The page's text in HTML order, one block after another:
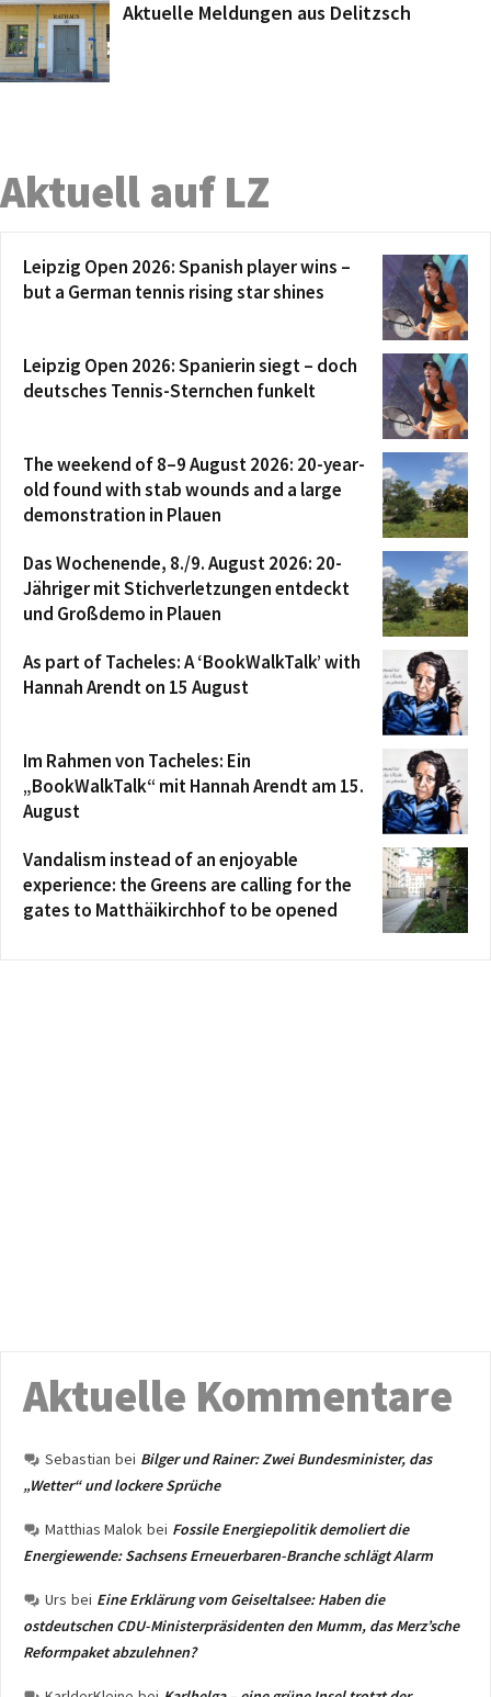
Aktuelle Meldungen aus Delitzsch
Aktuell auf LZ
Leipzig Open 2026: Spanish player wins –
but a German tennis rising star shines
Leipzig Open 2026: Spanierin siegt – doch
deutsches Tennis-Sternchen funkelt
The weekend of 8–9 August 2026: 20-year-
old found with stab wounds and a large
demonstration in Plauen
Das Wochenende, 8./9. August 2026: 20-
Jähriger mit Stichverletzungen entdeckt
und Großdemo in Plauen
As part of Tacheles: A ‘BookWalkTalk’ with
Hannah Arendt on 15 August
Im Rahmen von Tacheles: Ein
„BookWalkTalk“ mit Hannah Arendt am 15.
August
Vandalism instead of an enjoyable
experience: the Greens are calling for the
gates to Matthäikirchhof to be opened
Aktuelle Kommentare
Sebastian bei Bilger und Rainer: Zwei Bundesminister, das
„Wetter“ und lockere Sprüche
Matthias Malok bei Fossile Energiepolitik demoliert die
Energiewende: Sachsens Erneuerbaren-Branche schlägt Alarm
Urs bei Eine Erklärung vom Geiseltalsee: Haben die
ostdeutschen CDU-Ministerpräsidenten den Mumm, das Merz’sche
Reformpaket abzulehnen?